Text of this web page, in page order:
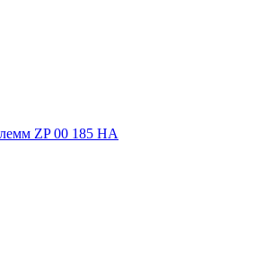
ZP 00 185 HA